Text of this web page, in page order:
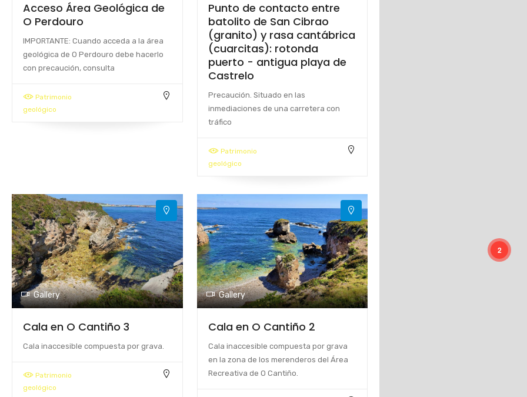
Acceso Área Geológica de
O Perdouro
IMPORTANTE: Cuando acceda a la área
geológica de O Perdouro debe hacerlo
con precaución, consulta
Patrimonio
geológico
Punto de contacto entre
batolito de San Cibrao
(granito) y rasa cantábrica
(cuarcitas): rotonda
puerto - antigua playa de
Castrelo
Precaución. Situado en las
inmediaciones de una carretera con
tráfico
Patrimonio
geológico
Gallery
Cala en O Cantiño 3
Cala inaccesible compuesta por grava.
Patrimonio
geológico
Gallery
Cala en O Cantiño 2
Cala inaccesible compuesta por grava
en la zona de los merenderos del Área
Recreativa de O Cantiño.
2